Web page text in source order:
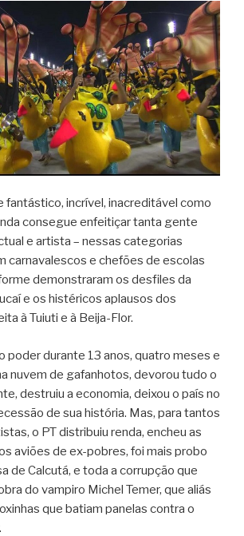
fantástico, incrível, inacreditável como
consegue enfeitiçar tanta gente
e artista – nessas categorias
carnavalescos e chefões de escolas
demonstraram os desfiles da
e os histéricos aplausos dos
à Tuiuti e à Beija-Flor.
poder durante 13 anos, quatro meses e
nuvem de gafanhotos, devorou tudo o
destruiu a economia, deixou o país no
de sua história. Mas, para tantos
o PT distribuiu renda, encheu as
aviões de ex-pobres, foi mais probo
de Calcutá, e toda a corrupção que
do vampiro Michel Temer, que aliás
que batiam panelas contra o